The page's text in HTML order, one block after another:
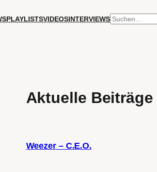
PLAYLISTSVIDEOSINTERVIEWSSUCHEN
Aktuelle Beiträge
Weezer – C.E.O.